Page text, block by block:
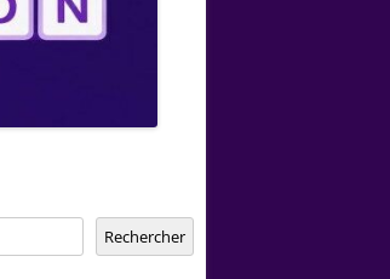
Rechercher